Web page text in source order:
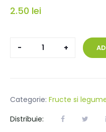
2.50 lei
Cantitate
Categorie: Fructe si
Distribuie: